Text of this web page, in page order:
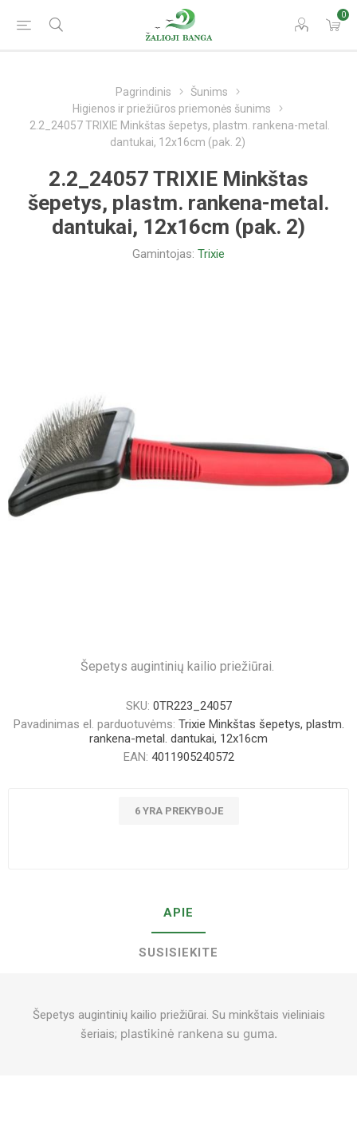
0
Pagrindinis
Šunims
Higienos ir priežiūros priemonės šunims
2.2_24057 TRIXIE Minkštas šepetys, plastm. rankena-metal.
dantukai, 12x16cm (pak. 2)
2.2_24057 TRIXIE Minkštas
šepetys, plastm. rankena-metal.
dantukai, 12x16cm (pak. 2)
Gamintojas: Trixie
Šepetys augintinių kailio priežiūrai.
SKU: 0TR223_24057
Pavadinimas el. parduotuvėms: Trixie Minkštas šepetys, plastm.
rankena-metal. dantukai, 12x16cm
EAN: 4011905240572
6 YRA PREKYBOJE
APIE
SUSISIEKITE
Šepetys augintinių kailio priežiūrai. Su minkštais vieliniais
šeriais; plastikinė rankena su guma.